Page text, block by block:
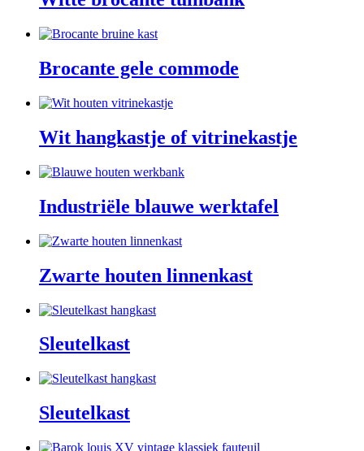
Brocante gele commode
Wit hangkastje of vitrinekastje
Industriële blauwe werktafel
Zwarte houten linnenkast
Sleutelkast
Sleutelkast